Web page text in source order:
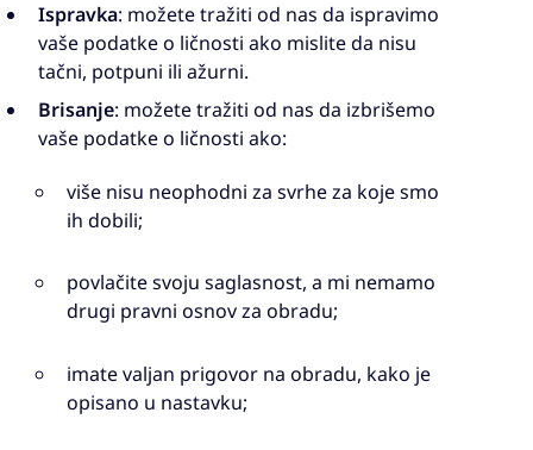
Ispravka: možete tražiti od nas da ispravimo
vaše podatke o ličnosti ako mislite da nisu
tačni, potpuni ili ažurni.
Brisanje: možete tražiti od nas da izbrišemo
vaše podatke o ličnosti ako:
više nisu neophodni za svrhe za koje smo
ih dobili;
povlačite svoju saglasnost, a mi nemamo
drugi pravni osnov za obradu;
imate valjan prigovor na obradu, kako je
opisano u nastavku;